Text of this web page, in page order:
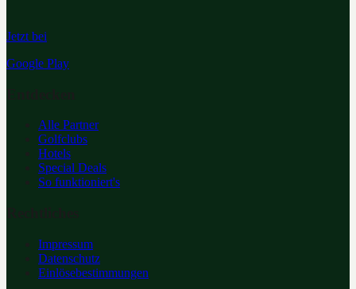
Jetzt bei
Google Play
Alle Partner
Golfclubs
Hotels
Special Deals
So funktioniert's
Impressum
Datenschutz
Einlösebestimmungen